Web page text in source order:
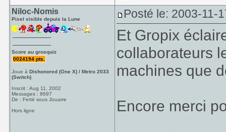
Niloc-Nomis
Pixel visible depuis la Lune
Score au grosquiz
0024194 pts.
Joue àDishonored (One X) / Metro 2033
(Switch)
Inscrit : Aug 11, 2002
Messages : 8697
De : Ferté sous Jouarre
Hors ligne
Posté le: 2003-11-
Et Gropix
collaborateurs
machines que
Encore merci